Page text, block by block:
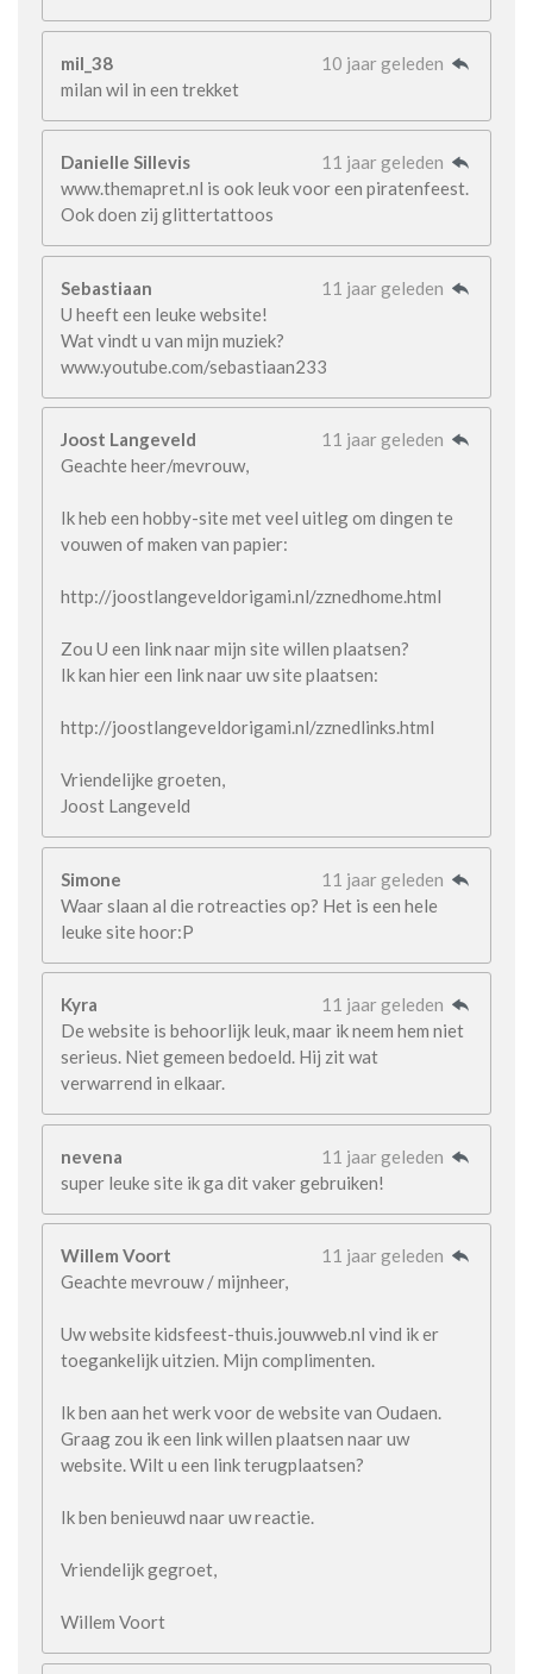
mil_38
10 jaar geleden
milan wil in een trekket
Danielle Sillevis
11 jaar geleden
www.themapret.nl is ook leuk voor een piratenfeest.
Ook doen zij glittertattoos
Sebastiaan
11 jaar geleden
U heeft een leuke website!
Wat vindt u van mijn muziek?
www.youtube.com/sebastiaan233
Joost Langeveld
11 jaar geleden
Geachte heer/mevrouw,
Ik heb een hobby-site met veel uitleg om dingen te
vouwen of maken van papier:
http://joostlangeveldorigami.nl/zznedhome.html
Zou U een link naar mijn site willen plaatsen?
Ik kan hier een link naar uw site plaatsen:
http://joostlangeveldorigami.nl/zznedlinks.html
Vriendelijke groeten,
Joost Langeveld
Simone
11 jaar geleden
Waar slaan al die rotreacties op? Het is een hele
leuke site hoor:P
Kyra
11 jaar geleden
De website is behoorlijk leuk, maar ik neem hem niet
serieus. Niet gemeen bedoeld. Hij zit wat
verwarrend in elkaar.
nevena
11 jaar geleden
super leuke site ik ga dit vaker gebruiken!
Willem Voort
11 jaar geleden
Geachte mevrouw / mijnheer,
Uw website kidsfeest-thuis.jouwweb.nl vind ik er
toegankelijk uitzien. Mijn complimenten.
Ik ben aan het werk voor de website van Oudaen.
Graag zou ik een link willen plaatsen naar uw
website. Wilt u een link terugplaatsen?
Ik ben benieuwd naar uw reactie.
Vriendelijk gegroet,
Willem Voort